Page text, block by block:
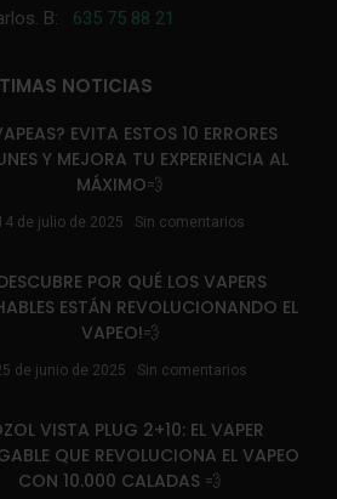
B: 635 75 88 21
NOTICIAS
EVITA ESTOS 10 ERRORES
Y MEJORA TU EXPERIENCIA AL
MÁXIMO💨
de julio de 2025 Sin comentarios
POR QUÉ LOS VAPERS
ESTÁN REVOLUCIONANDO EL
VAPEO!💨
de junio de 2025 Sin comentarios
VISTA PLUG 2+10: EL VAPER
QUE REVOLUCIONA EL VAPEO
CON 10.000 CALADAS 💨